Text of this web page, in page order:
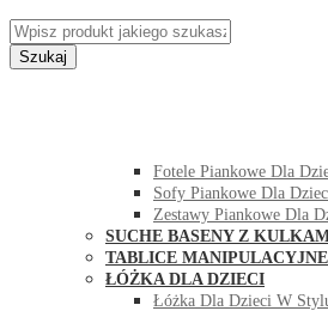
Szukaj
Fotele Piankowe Dla
Sofy Piankowe Dla
Zestawy Piankowe Dla
SUCHE BASENY Z
TABLICE
ŁÓŻKA DLA DZIECI
Łóżka Dla Dzieci W